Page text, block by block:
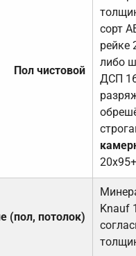
Пол чистовой
сорт
рейке
либо
ДСП
(пол, потолок)
Knauf